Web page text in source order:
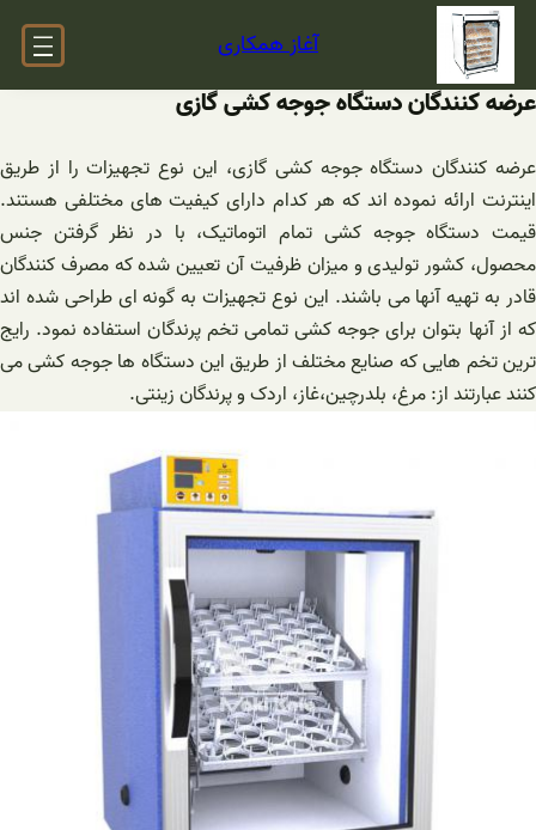
رفتن
محتوا
آغاز همکاری
عرضه کنندگان دستگاه جوجه کشی گازی
عرضه کنندگان دستگاه جوجه کشی گازی، این نوع تجهیزات را از طریق
اینترنت ارائه نموده اند که هر کدام دارای کیفیت های مختلفی هستند.
قیمت دستگاه جوجه کشی تمام اتوماتیک، با در نظر گرفتن جنس
محصول، کشور تولیدی و میزان ظرفیت آن تعیین شده که مصرف کنندگان
قادر به تهیه آنها می باشند. این نوع تجهیزات به گونه ای طراحی شده اند
که از آنها بتوان برای جوجه کشی تمامی تخم پرندگان استفاده نمود. رایج
ترین تخم هایی که صنایع مختلف از طریق این دستگاه ها جوجه کشی می
کنند عبارتند از: مرغ، بلدرچین،غاز، اردک و پرندگان زینتی.